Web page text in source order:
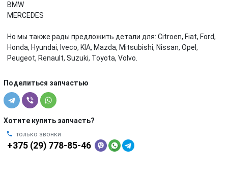
BMW
MERCEDES
Но мы также рады предложить детали для: Citroen, Fiat, Ford,
Honda, Hyundai, Iveco, KIA, Mazda, Mitsubishi, Nissan, Opel,
Peugeot, Renault, Suzuki, Toyota, Volvo.
Поделиться запчастью
Хотите купить запчасть?
только звонки
+375 (29) 778-85-46